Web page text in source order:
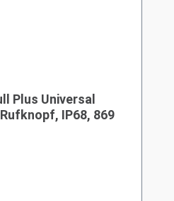
Plus Universal
IP68, 869